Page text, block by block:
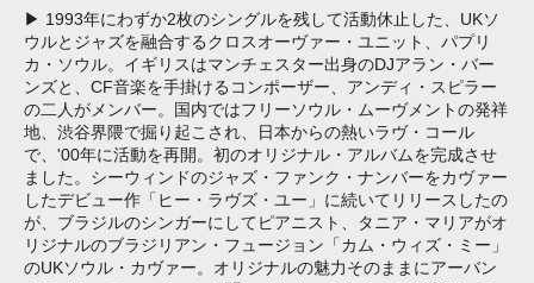
▶ 1993年にわずか2枚のシングルを残して活動休止した、UKソ
ウルとジャズを融合するクロスオーヴァー・ユニット、パプリ
カ・ソウル。イギリスはマンチェスター出身のDJアラン・バー
ンズと、CF音楽を手掛けるコンポーザー、アンディ・スピラー
の二人がメンバー。国内ではフリーソウル・ムーヴメントの発祥
地、渋谷界隈で掘り起こされ、日本からの熱いラヴ・コール
で、'00年に活動を再開。初のオリジナル・アルバムを完成させ
ました。シーウィンドのジャズ・ファンク・ナンバーをカヴァー
したデビュー作「ヒー・ラヴズ・ユー」に続いてリリースしたの
が、ブラジルのシンガーにしてピアニスト、タニア・マリアがオ
リジナルのブラジリアン・フュージョン「カム・ウィズ・ミー」
のUKソウル・カヴァー。オリジナルの魅力そのままにアーバン